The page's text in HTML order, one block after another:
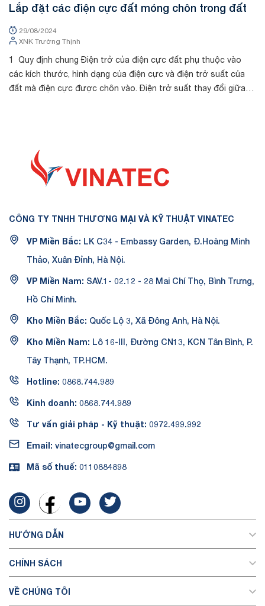
Lắp đặt các điện cực đất móng chôn trong đất
29/08/2024
XNK Trường Thịnh
1 Quy định chung Điện trở của điện cực đất phụ thuộc vào
các kích thước, hình dạng của điện cực và điện trở suất của
đất mà điện cực được chôn vào. Điện trở suất thay đổi giữa
CÔNG TY TNHH THƯƠNG MẠI VÀ KỸ THUẬT VINATEC
VP Miền Bắc: LK C34 - Embassy Garden, Đ.Hoàng Minh
Thảo, Xuân Đỉnh, Hà Nội.
VP Miền Nam: SAV.1- 02.12 - 28 Mai Chí Thọ, Bình Trưng,
Hồ Chí Minh.
Kho Miền Bắc: Quốc Lộ 3, Xã Đông Anh, Hà Nội.
Kho Miền Nam: Lô 16-III, Đường CN13, KCN Tân Bình, P.
Tây Thạnh, TP.HCM.
Hotline: 0868.744.989
Kinh doanh: 0868.744.989
Tư vấn giải pháp - Kỹ thuật: 0972.499.992
Email: vinatecgroup@gmail.com
Mã số thuế: 0110884898
HƯỚNG DẪN
CHÍNH SÁCH
VỀ CHÚNG TÔI